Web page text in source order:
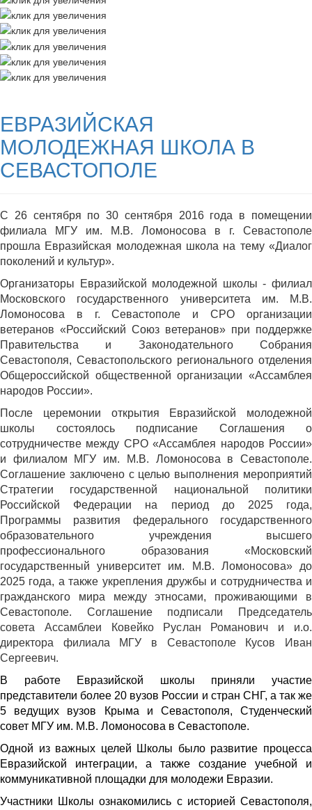
ЕВРАЗИЙСКАЯ
МОЛОДЕЖНАЯ ШКОЛА В
СЕВАСТОПОЛЕ
С 26 сентября по 30 сентября 2016 года в помещении
филиала МГУ им. М.В. Ломоносова в г. Севастополе
прошла Евразийская молодежная школа на тему «Диалог
поколений и культур».
Организаторы Евразийской молодежной школы - филиал
Московского государственного университета им. М.В.
Ломоносова в г. Севастополе и СРО организации
ветеранов «Российский Союз ветеранов» при поддержке
Правительства и Законодательного Собрания
Севастополя, Севастопольского регионального отделения
Общероссийской общественной организации «Ассамблея
народов России».
После церемонии открытия Евразийской молодежной
школы состоялось подписание Соглашения о
сотрудничестве между СРО «Ассамблея народов России»
и филиалом МГУ им. М.В. Ломоносова в Севастополе.
Соглашение заключено с целью выполнения мероприятий
Стратегии государственной национальной политики
Российской Федерации на период до 2025 года,
Программы развития федерального государственного
образовательного учреждения высшего
профессионального образования «Московский
государственный университет им. М.В. Ломоносова» до
2025 года, а также укрепления дружбы и сотрудничества и
гражданского мира между этносами, проживающими в
Севастополе. Соглашение подписали Председатель
совета Ассамблеи Ковейко Руслан Романович и и.о.
директора филиала МГУ в Севастополе Кусов Иван
Сергеевич.
В работе Евразийской школы приняли участие
представители более 20 вузов России и стран СНГ, а так же
5 ведущих вузов Крыма и Севастополя, Студенческий
совет МГУ им. М.В. Ломоносова в Севастополе.
Одной из важных целей Школы было развитие процесса
Евразийской интеграции, а также создание учебной и
коммуникативной площадки для молодежи Евразии.
Участники Школы ознакомились с историей Севастополя,